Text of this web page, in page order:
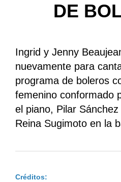
DE
Ingrid y Jenny
nuevamente para
programa de boleros
femenino conformado
el piano, Pilar
Reina Sugimoto en la
Créditos: